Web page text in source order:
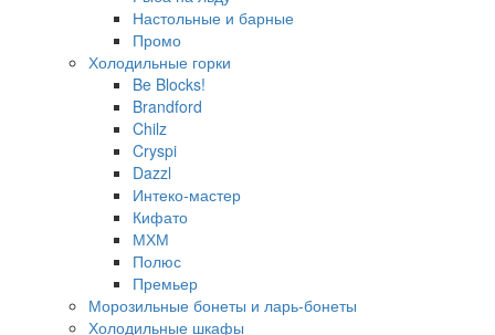
Настольные и барные
Промо
Холодильные горки
Be Blocks!
Brandford
Chilz
Cryspi
Dazzl
Интеко-мастер
Кифато
МХМ
Полюс
Премьер
Морозильные бонеты и ларь-бонеты
Холодильные шкафы